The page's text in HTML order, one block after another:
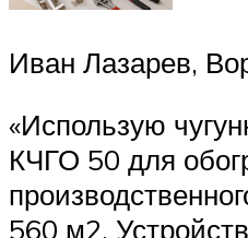
Иван Лазарев,
«Использую
КЧГО 50 для
560 м2.